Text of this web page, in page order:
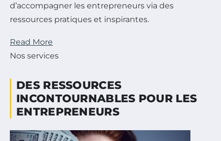
d’accompagner les entrepreneurs via des
ressources pratiques et inspirantes.
Read More
Nos services
DES RESSOURCES
INCONTOURNABLES POUR LES
ENTREPRENEURS